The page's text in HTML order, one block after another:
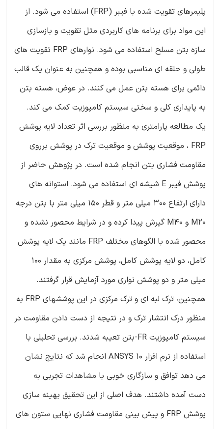
پلیمرهای تقویت شده با فیبر (FRP) استفاده می شود. از
این مواد برای برنامه های کاربردی مثل تقویت و بازسازی
سازه بتن مسلح استفاده می شود. نوارهای FRP تقویت های
طولی و حلقه ای مناسبی بوده و همچنین به عنوان یک قالب
دائمی برای هسته بتن عمل می کنند. در عوض، هسته بتن
به پایداری کلی و سختی سیستم کامپوزیت کمک می کند.
یک مطالعه پارامتری به منظور بررسی اثر تعداد لایه پوشش
FRP ، موقعیت پوشش و موقعیت ترک در پوشش برروی
مقاومت فشاری بتن انجام شده است. در پژوهش حاضر از
پوشش فیبر E شیشه ای استفاده می شود. استوانه های
دارای ارتفاع 300 میلی متر و قطر 150 میلی متر با بتن درجه
M20 و M40 گیرش پیدا کرده و در شرایط محصور نشده و
محصور شده با الگوهای مختلف FRP مانند یک لایه پوشش
کامل، دو لایه پوشش کامل، پوشش مرکزی به مقدار 100
میلی متر و دو پوشش نواری مورد آزمایش قرار گرفتند.
همچنین، ترک لبه ای و ترک مرکزی در این پوششهای FRP به
منظور درک انتشار ترک و در نتیجه از دست دادن مقاومت در
سیستم کامپوزیت FR-بتن تعیبه شدند. بررسی تحلیلی با
استفاده از نرم افزار ANSYS 10 انجام شد که نتایج نشان
می دهد توافق و سازگاری خوبی با مشاهدات تجربی به
دست آمده داشتند. هدف اصلی از این تحقیق بهینه سازی
پوشش FRP و پیش بینی مقاومت فشاری نهایی ستون های